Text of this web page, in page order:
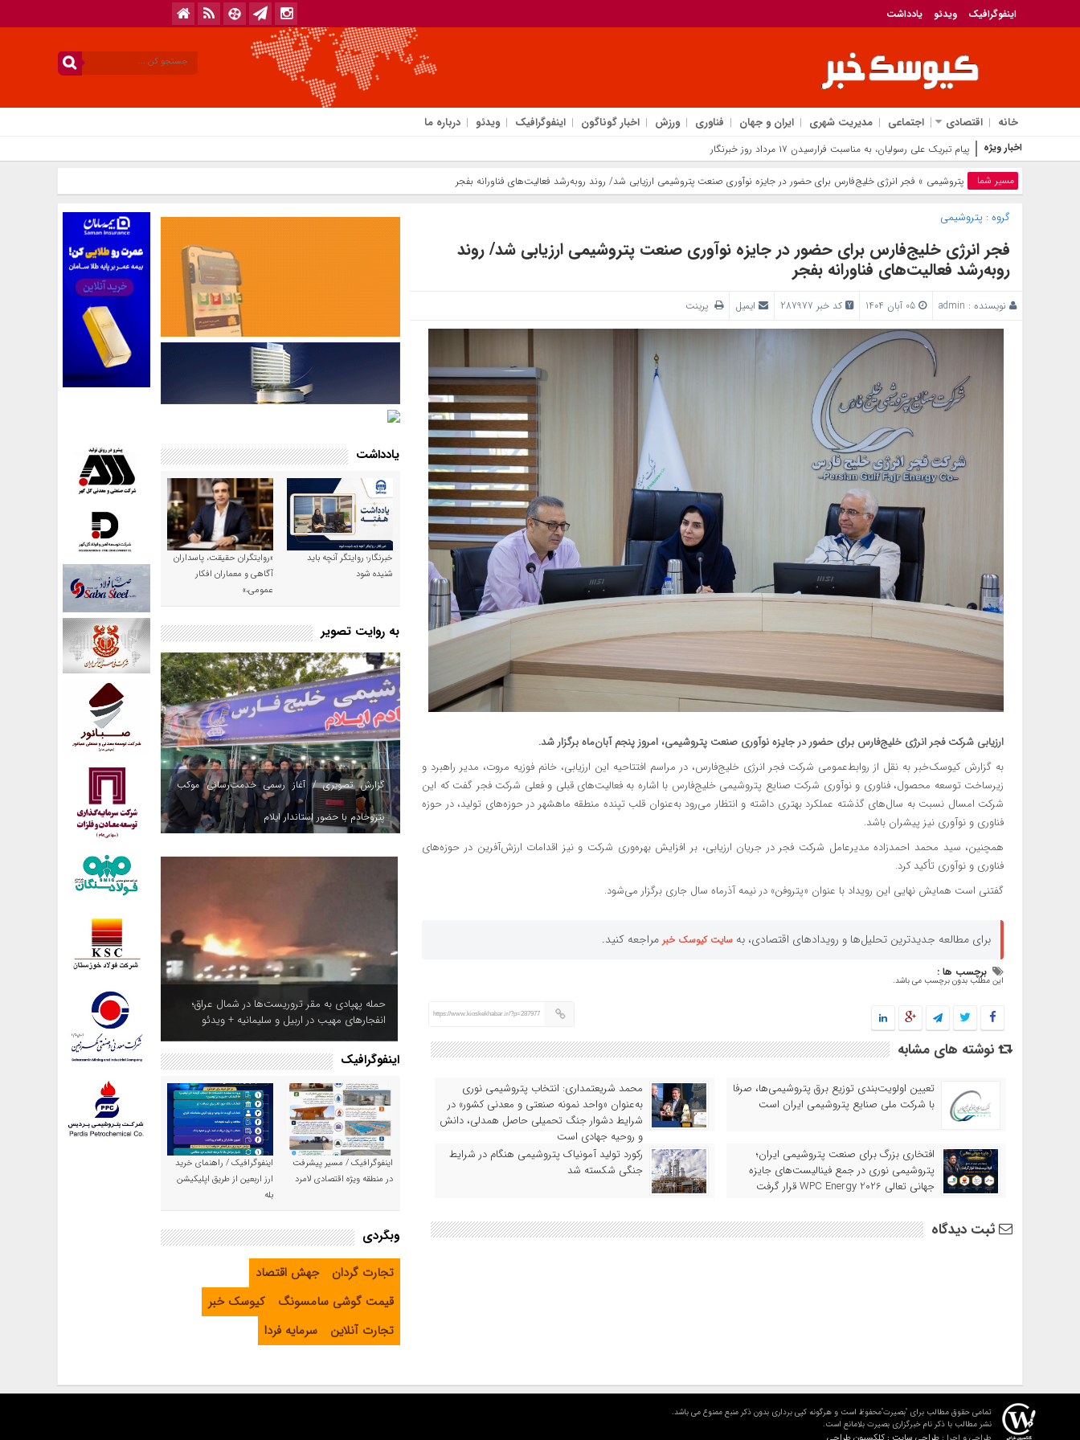
اینفوگرافیک ویدئو یادداشت
خانه اقتصادی اجتماعی مدیریت شهری ایران و جهان فناوری ورزش اخبار گوناگون اینفوگرافیک ویدئو درباره ما
اخبار ویژه قل
مسیر شما پتروشیمی » فجر انرژی خلیج‌فارس برای حضور در جایزه نوآوری صنعت پتروشیمی ارزیابی شد/ روند روبه‌رشد فعالیت‌های فناورانه بفجر
گروه :پتروشیمی
فجر انرژی خلیج‌فارس برای حضور در جایزه نوآوری صنعت پتروشیمی ارزیابی شد/ روند
روبه‌رشد فعالیت‌های فناورانه بفجر
نویسنده : admin کد خبر 287977 ایمیل پرینت
ارزیابی شرکت فجر انرژی خلیج‌فارس برای حضور در جایزه نوآوری صنعت پتروشیمی، امروز پنجم آبان‌ماه برگزار شد.
به گزارش کیوسک‌خبر به نقل از روابط‌عمومی شرکت فجر انرژی خلیج‌فارس، در مراسم افتتاحیه این ارزیابی، خانم فوزیه مروت، مدیر راهبرد و
زیرساخت توسعه محصول، فناوری و نوآوری شرکت صنایع پتروشیمی خلیج‌فارس با اشاره به فعالیت‌های قبلی و فعلی شرکت فجر گفت که این
شرکت امسال نسبت به سال‌های گذشته عملکرد بهتری داشته و انتظار می‌رود به‌عنوان قلب تپنده منطقه ماهشهر در حوزه‌های تولید، در حوزه
فناوری و نوآوری نیز پیشران باشد.
همچنین، سید محمد احمدزاده مدیرعامل شرکت فجر در جریان ارزیابی، بر افزایش بهره‌وری شرکت و نیز اقدامات ارزش‌آفرین در حوزه‌های
فناوری و نوآوری تأکید کرد.
گفتنی است همایش نهایی این رویداد با عنوان «پتروفن» در نیمه آذرماه سال جاری برگزار می‌شود.
برای مطالعه جدیدترین تحلیل‌ها و رویدادهای اقتصادی، به سایت کیوسک خبر مراجعه کنید.
برچسب ها :
این مطلب بدون برچسب می باشد.
https://www.kioskekhabar.ir/?p=287977
نوشته های مشابه
تعیین اولویت‌بندی توزیع برق پتروشیمی‌ها، صرفا
با شرکت ملی صنایع پتروشیمی ایران است
محمد شریعتمداری: انتخاب پتروشیمی نوری
به‌عنوان «واحد نمونه صنعتی و معدنی کشور» در
شرایط دشوار جنگ تحمیلی حاصل همدلی، دانش
و روحیه جهادی است
افتخاری بزرگ برای صنعت پتروشیمی ایران؛
پتروشیمی نوری در جمع فینالیست‌های جایزه
جهانی تعالی WPC Energy 2026 قرار گرفت
رکورد تولید آمونیاک پتروشیمی هنگام در شرایط
جنگی شکسته شد
ثبت دیدگاه
یادداشت
خبرنگار؛ روایتگر آنچه باید
شنیده شود
«روایتگران حقیقت، پاسداران
آگاهی و معماران افکار
عمومی،»
به روایت تصویر
گزارش تصویری / آغاز رسمی خدمت‌رسانی موکب
پتروخادم با حضور استاندار ایلام
حمله پهپادی به مقر تروریست‌ها در شمال عراق؛
انفجارهای مهیب در اربیل و سلیمانیه + ویدئو
اینفوگرافیک
اینفوگرافیک / مسیر پیشرفت
در منطقه ویژه اقتصادی لامرد
اینفوگرافیک / راهنمای خرید
ارز اربعین از طریق اپلیکیشن
بله
وبگردی
تجارت گردان
جهش اقتصاد
قیمت گوشی سامسونگ
کیوسک خبر
تجارت آنلاین
سرمایه فردا
تمامی حقوق مطالب برای "بصیرت"محفوظ است و هرگونه کپی برداری بدون ذکر منبع ممنوع می باشد.
نشر مطالب با ذکر نام خبرگزاری بصیرت بلامانع است.